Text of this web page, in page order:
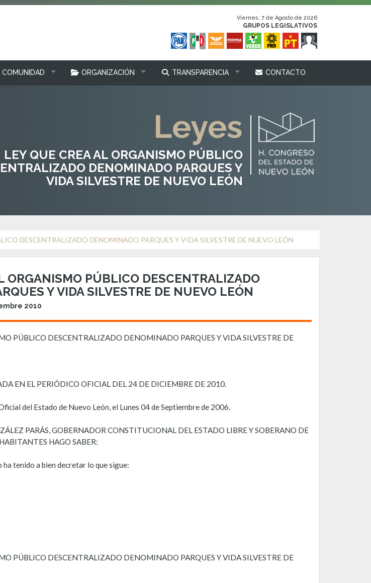
Viernes, 7 de Agosto de 2026
GRUPOS LEGISLATIVOS
COMUNIDAD ORGANIZACIÓN TRANSPARENCIA CONTACTO
Leyes
LEY QUE CREA AL ORGANISMO PÚBLICO
DENOMINADO PARQUES Y
VIDA SILVESTRE DE NUEVO LEÓN
DESCENTRALIZADO DENOMINADO PARQUES Y VIDA SILVESTRE DE NUEVO LEÓN
ORGANISMO PÚBLICO DESCENTRALIZADO
Y VIDA SILVESTRE DE NUEVO LEÓN
2010
PÚBLICO DESCENTRALIZADO DENOMINADO PARQUES Y VIDA SILVESTRE DE
EN EL PERIÓDICO OFICIAL DEL 24 DE DICIEMBRE DE 2010.
del Estado de Nuevo León, el Lunes 04 de Septiembre de 2006.
PARÁS, GOBERNADOR CONSTITUCIONAL DEL ESTADO LIBRE Y SOBERANO DE
HAGO SABER:
ha tenido a bien decretar lo que sigue:
PÚBLICO DESCENTRALIZADO DENOMINADO PARQUES Y VIDA SILVESTRE DE